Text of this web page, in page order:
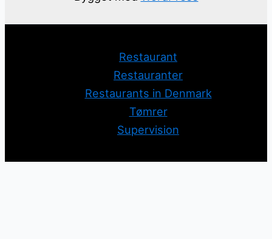
Restaurant
Restauranter
Restaurants in Denmark
Tømrer
Supervision